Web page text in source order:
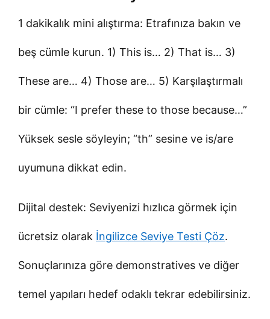
1 dakikalık mini alıştırma: Etrafınıza bakın ve
beş cümle kurun. 1) This is… 2) That is… 3)
These are… 4) Those are… 5) Karşılaştırmalı
bir cümle: “I prefer these to those because…”
Yüksek sesle söyleyin; “th” sesine ve is/are
uyumuna dikkat edin.
Dijital destek: Seviyenizi hızlıca görmek için
ücretsiz olarak İngilizce Seviye Testi Çöz.
Sonuçlarınıza göre demonstratives ve diğer
temel yapıları hedef odaklı tekrar edebilirsiniz.